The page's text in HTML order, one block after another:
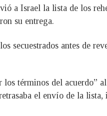
a Israel la lista de los
su entrega.
secuestrados antes de
términos del acuerdo”
el envío de la